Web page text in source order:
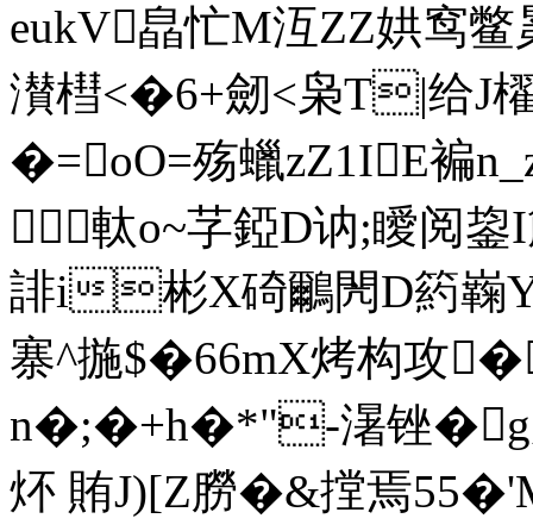
eukV皛忙M沍ZZ娂窎
濽槥<�6+劒<枭T|给J
�=oO=殇蠟zZ1IE褊
軚o~芓錏D讷;瞹阅
誹i彬X碕鸍閌D箹巈Y
寨^揓$�66mX烤构攻
n�;�+h�*"-濐锉
炋 賄J)[Z朥�&摚焉